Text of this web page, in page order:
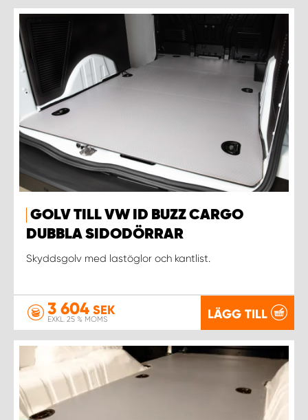
GOLV TILL VW ID BUZZ CARGO
DUBBLA SIDODÖRRAR
Skyddsgolv med lastöglor och kantlist.
3 604 SEK
EXKL. 25 % MOMS LÄGG TILL